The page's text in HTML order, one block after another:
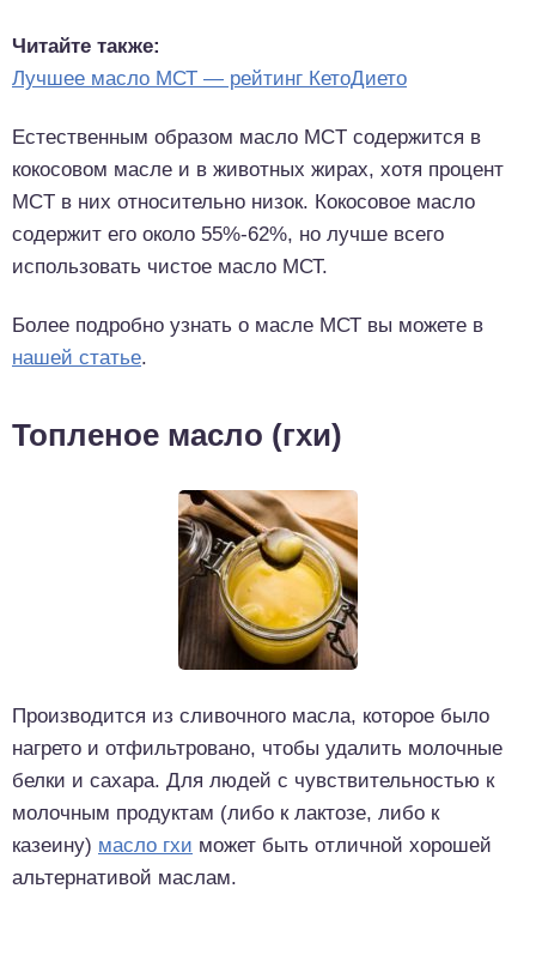
Читайте также:
Лучшее масло МСТ — рейтинг КетоДието
Естественным образом масло MCT содержится в
кокосовом масле и в животных жирах, хотя процент
MCT в них относительно низок. Кокосовое масло
содержит его около 55%-62%, но лучше всего
использовать чистое масло МСТ.
Более подробно узнать о масле МСТ вы можете в
нашей статье.
Топленое масло (гхи)
Производится из сливочного масла, которое было
нагрето и отфильтровано, чтобы удалить молочные
белки и сахара. Для людей с чувствительностью к
молочным продуктам (либо к лактозе, либо к
казеину) масло гхи может быть отличной хорошей
альтернативой маслам.